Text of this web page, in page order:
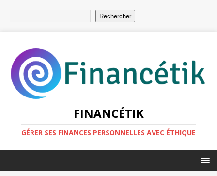
Rechercher
FINANCÉTIK
GÉRER SES FINANCES PERSONNELLES AVEC ÉTHIQUE